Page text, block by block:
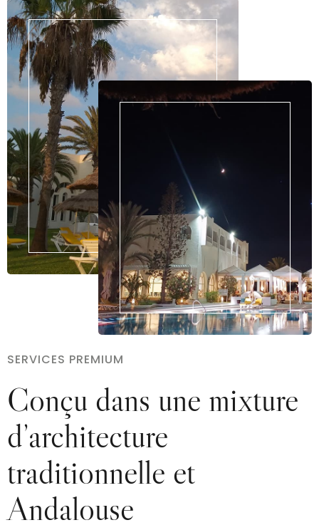
SERVICES PREMIUM
Conçu dans une mixture
d’architecture
traditionnelle et
Andalouse